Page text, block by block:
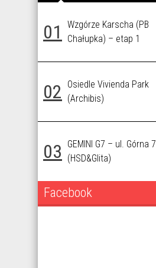
01
Wzgórze Karscha (PB
Chałupka) – etap 1
02
Osiedle Vivienda Park
(Archibis)
03
GEMINI G7 – ul. Górna 7
(HSD&Glita)
Facebook